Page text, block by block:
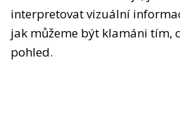
interpretovat vizuální
jak můžeme být klamáni tím,
pohled.